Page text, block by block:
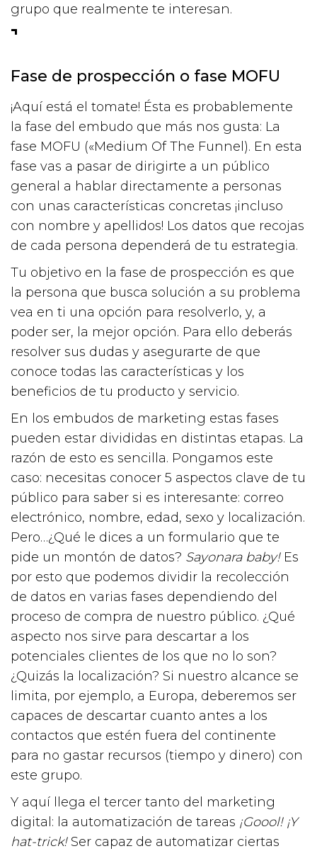
grupo que realmente te interesan.
Fase de prospección o fase MOFU
¡Aquí está el tomate! Ésta es probablemente
la fase del embudo que más nos gusta: La
fase MOFU («Medium Of The Funnel). En esta
fase vas a pasar de dirigirte a un público
general a hablar directamente a personas
con unas características concretas ¡incluso
con nombre y apellidos! Los datos que recojas
de cada persona dependerá de tu estrategia.
Tu objetivo en la fase de prospección es que
la persona que busca solución a su problema
vea en ti una opción para resolverlo, y, a
poder ser, la mejor opción. Para ello deberás
resolver sus dudas y asegurarte de que
conoce todas las características y los
beneficios de tu producto y servicio.
En los embudos de marketing estas fases
pueden estar divididas en distintas etapas. La
razón de esto es sencilla. Pongamos este
caso: necesitas conocer 5 aspectos clave de tu
público para saber si es interesante: correo
electrónico, nombre, edad, sexo y localización.
Pero…¿Qué le dices a un formulario que te
pide un montón de datos? Sayonara baby! Es
por esto que podemos dividir la recolección
de datos en varias fases dependiendo del
proceso de compra de nuestro público. ¿Qué
aspecto nos sirve para descartar a los
potenciales clientes de los que no lo son?
¿Quizás la localización? Si nuestro alcance se
limita, por ejemplo, a Europa, deberemos ser
capaces de descartar cuanto antes a los
contactos que estén fuera del continente
para no gastar recursos (tiempo y dinero) con
este grupo.
Y aquí llega el tercer tanto del marketing
digital: la automatización de tareas ¡Goool! ¡Y
hat-trick!Ser capaz de automatizar ciertas